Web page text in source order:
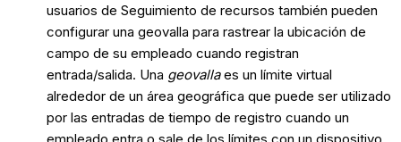
usuarios de Seguimiento de recursos también pueden
configurar una geovalla para rastrear la ubicación de
campo de su empleado cuando registran
entrada/salida. Una geovallaes un límite virtual
alrededor de un área geográfica que puede ser utilizado
por las entradas de tiempo de registro cuando un